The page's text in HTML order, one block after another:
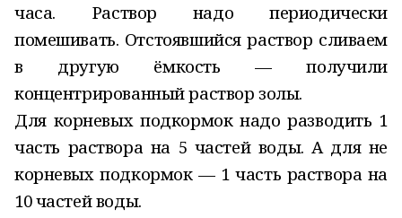
часа. Раствор надо периодически
помешивать. Отстоявшийся раствор сливаем
в другую ёмкость — получили
концентрированный раствор золы.
Для корневых подкормок надо разводить 1
часть раствора на 5 частей воды. А для не
корневых подкормок — 1 часть раствора на
10 частей воды.